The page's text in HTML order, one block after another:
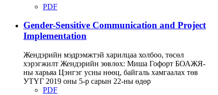
PDF
Gender-Sensitive Communication and Project
Implementation
Жендэрийн мэдрэмжтэй харилцаа холбоо, төсөл
хэрэгжилт Жендэрийн зөвлөх: Миша Гофорт БОАЖЯ-
ны харьяа Цэнгэг усны нөөц, байгаль хамгаалах төв
УТҮГ 2019 оны 5-р сарын 22-ны өдөр
PDF